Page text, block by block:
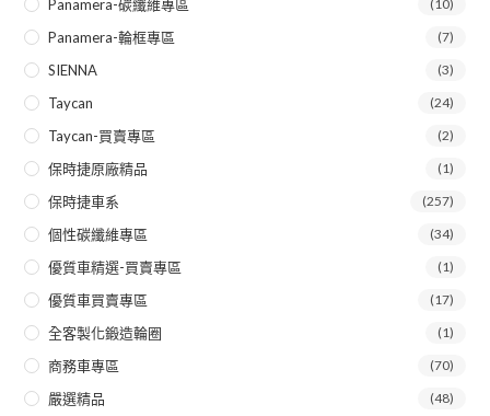
Panamera-碳纖維專區 (10)
Panamera-輪框專區 (7)
SIENNA (3)
Taycan (24)
Taycan-買賣專區 (2)
保時捷原廠精品 (1)
保時捷車系 (257)
個性碳纖維專區 (34)
優質車精選-買賣專區 (1)
優質車買賣專區 (17)
全客製化鍛造輪圈 (1)
商務車專區 (70)
嚴選精品 (48)